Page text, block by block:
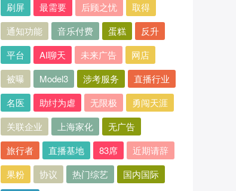
刷屏
最需要 后顾之忧
取得
通知功能
音乐付费 蛋糕
反升
平台
AI聊天 未来广告
网店
被曝
Model3 涉考服务
直播行业
名医
助纣为虐 无限极
勇闯天涯
关联企业
上海家化
无广告
旅行者
直播基地 83席
近期请辞
果粉
协议 热门综艺
国内国际